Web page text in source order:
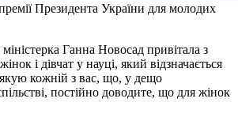
Президента України для молодих
Ганна Новосад привітала з
і дівчат у науці, який відзначається
кожній з вас, що, у дещо
постійно доводите, що для жінок